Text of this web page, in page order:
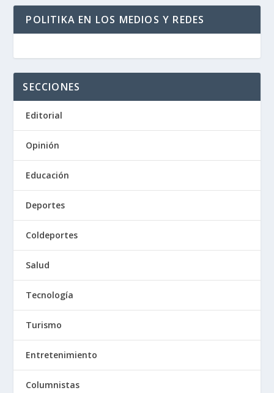
POLITIKA EN LOS MEDIOS Y REDES
SECCIONES
Editorial
Opinión
Educación
Deportes
Coldeportes
Salud
Tecnología
Turismo
Entretenimiento
Columnistas